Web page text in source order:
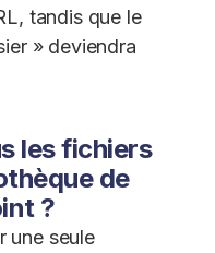
tandis que le
» deviendra
les fichiers
de
?
une seule